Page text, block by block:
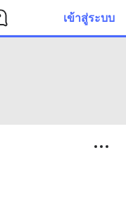
เข้าสู่ระบบ